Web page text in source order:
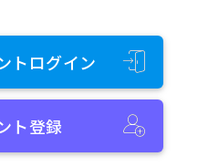
トログイン
ト登録